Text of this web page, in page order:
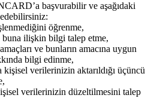
başvurabilir ve aşağıdaki
edebilirsiniz:
öğrenme,
ilişkin bilgi talep etme,
ve bunların amacına uygun
bilgi edinme,
kişisel verilerinizin aktarıldığı üçüncü
verilerinizin düzeltilmesini talep